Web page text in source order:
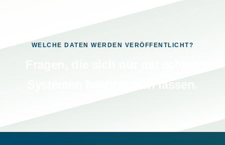
WELCHE DATEN WERDEN VERÖFFENTLICHT?